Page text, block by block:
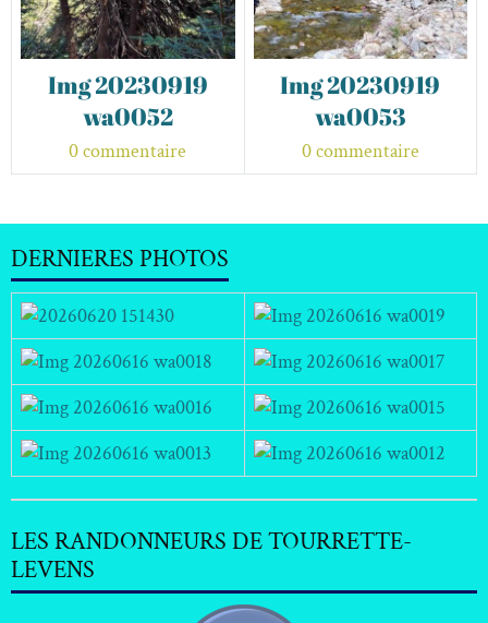
Img 20230919
wa0052
0 commentaire
Img 20230919
wa0053
0 commentaire
DERNIERES PHOTOS
LES RANDONNEURS DE TOURRETTE-
LEVENS